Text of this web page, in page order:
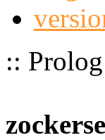
:: Prolog